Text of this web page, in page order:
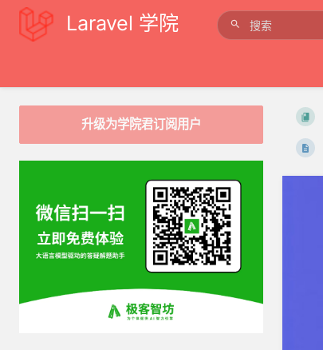
Laravel 学院
升级为学院君订阅用户